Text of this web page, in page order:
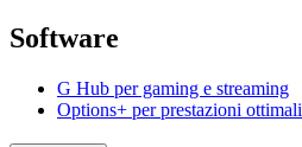
Software
G Hub per gaming e streaming
Options+ per prestazioni ottimali